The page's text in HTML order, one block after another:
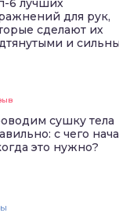
6 лучших
для рук,
сделают их
и
сушку тела
с чего
это нужно?